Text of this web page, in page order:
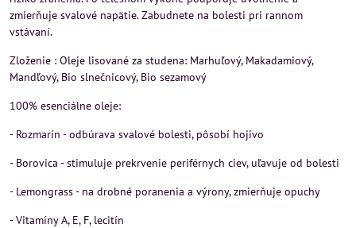
zmierňuje svalové napätie. Zabudnete na bolesti pri rannom
vstávaní.
Zloženie : Oleje lisované za studena: Marhuľový, Makadamiový,
Mandľový, Bio slnečnicový, Bio sezamový
100% esenciálne oleje:
- Rozmarín - odbúrava svalové bolesti, pôsobí hojivo
- Borovica - stimuluje prekrvenie periférnych ciev, uľavuje od bolesti
- Lemongrass - na drobné poranenia a výrony, zmierňuje opuchy
- Vitamíny A, E, F, lecitín